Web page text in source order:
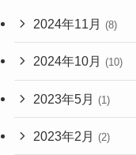
2024年11月 (8)
2024年10月 (10)
2023年5月 (1)
2023年2月 (2)